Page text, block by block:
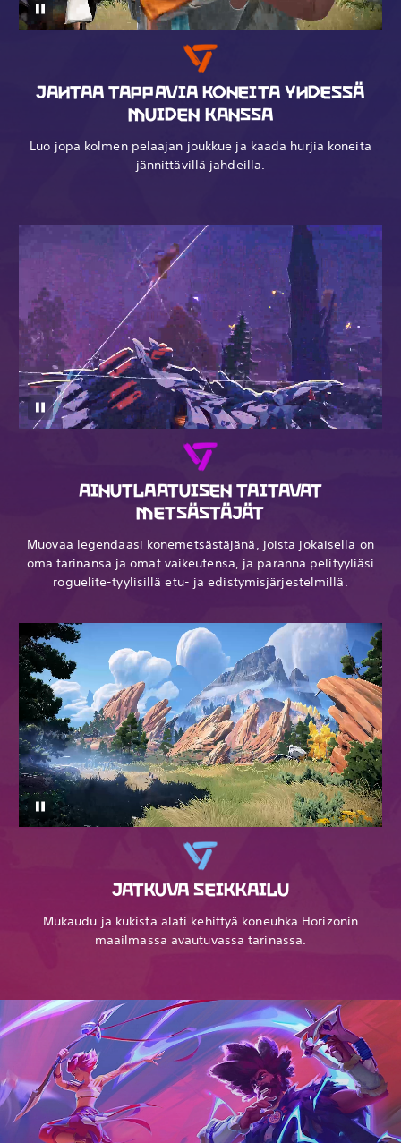
JAHTAA TAPPAVIA KONEITA YHDESSÄ
MUIDEN KANSSA
Luo jopa kolmen pelaajan joukkue ja kaada hurjia koneita
jännittävillä jahdeilla.
AINUTLAATUISEN TAITAVAT
METSÄSTÄJÄT
Muovaa legendaasi konemetsästäjänä, joista jokaisella on
oma tarinansa ja omat vaikeutensa, ja paranna pelityyliäsi
roguelite-tyylisillä etu- ja edistymisjärjestelmillä.
JATKUVA SEIKKAILU
Mukaudu ja kukista alati kehittyä koneuhka Horizonin
maailmassa avautuvassa tarinassa.